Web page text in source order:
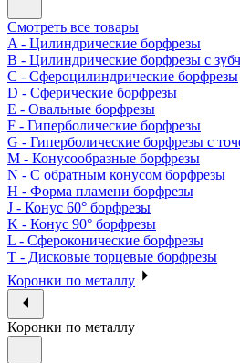
Смотреть все товары
A - Цилиндрические борфрезы
B - Цилиндрические борфрезы с
C - Сфероцилиндрические борфрезы
D - Сферические борфрезы
E - Овальные борфрезы
F - Гиперболические борфрезы
G - Гиперболические борфрезы с
M - Конусообразные борфрезы
N - С обратным конусом борфрезы
H - Форма пламени борфрезы
J - Конус 60° борфрезы
K - Конус 90° борфрезы
L - Сфероконические борфрезы
T - Дисковые торцевые борфрезы
Коронки по металлу
Коронки по металлу